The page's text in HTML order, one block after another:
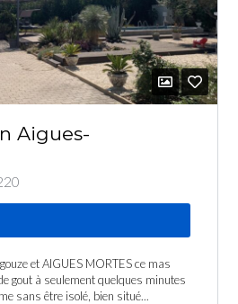
CONNEXION
Aigues-
et AIGUES MORTES ce mas
gout à seulement quelques minutes
sans être isolé, bien situé...